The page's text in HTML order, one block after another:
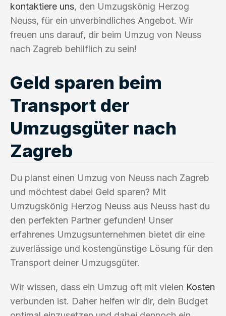
kontaktiere uns, den Umzugskönig Herzog
Neuss, für ein unverbindliches Angebot. Wir
freuen uns darauf, dir beim Umzug von Neuss
nach Zagreb behilflich zu sein!
Geld sparen beim
Transport der
Umzugsgüter nach
Zagreb
Du planst einen Umzug von Neuss nach Zagreb
und möchtest dabei Geld sparen? Mit
Umzugskönig Herzog Neuss aus Neuss hast du
den perfekten Partner gefunden! Unser
erfahrenes Umzugsunternehmen bietet dir eine
zuverlässige und kostengünstige Lösung für den
Transport deiner Umzugsgüter.
Wir wissen, dass ein Umzug oft mit vielen Kosten
verbunden ist. Daher helfen wir dir, dein Budget